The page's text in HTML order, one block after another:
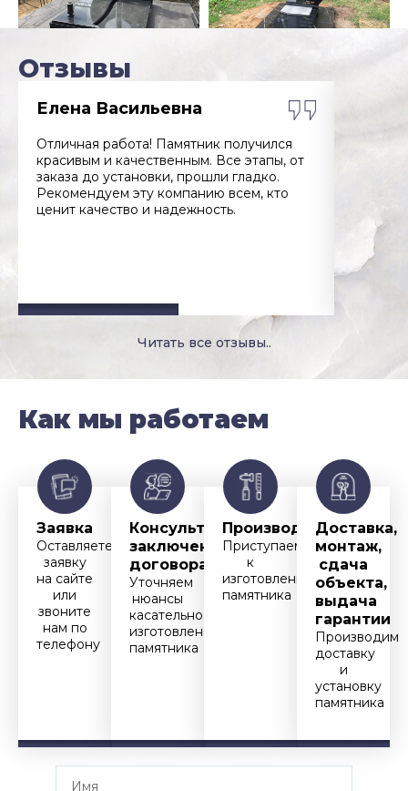
Отзывы
Елена Васильевна
Отличная работа! Памятник получился
красивым и качественным. Все этапы, от
заказа до установки, прошли гладко.
Рекомендуем эту компанию всем, кто
ценит качество и надежность.
Читать все отзывы..
Как мы работаем
Заявка
Оставляете
заявку
на сайте
или
звоните
нам по
телефону
Консультация,
заключение
договора
Уточняем
нюансы
касательно
изготовления
памятника
Производство
Приступаем
к
изготовлению
памятника
Доставка,
монтаж,
сдача
объекта,
выдача
гарантии
Производим
доставку
и
установку
памятника